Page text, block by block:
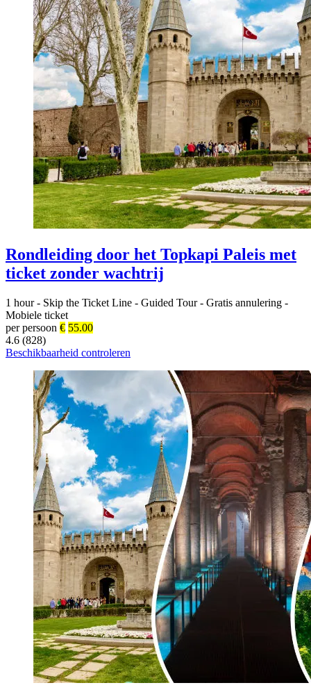
Rondleiding door het Topkapi Paleis met
ticket zonder wachtrij
1 hour - Skip the Ticket Line - Guided Tour - Gratis annulering -
Mobiele ticket
per persoon € 55.00
4.6 (828)
Beschikbaarheid controleren